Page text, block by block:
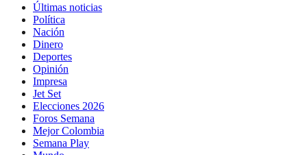
Últimas noticias
Política
Nación
Dinero
Deportes
Opinión
Impresa
Jet Set
Elecciones 2026
Foros Semana
Mejor Colombia
Semana Play